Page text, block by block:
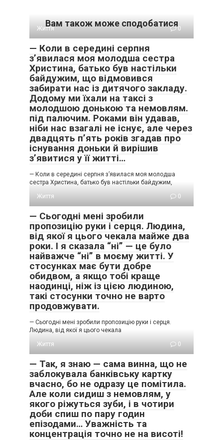
Вам також може сподобатися
Життя 0
— Коли в середині серпня
з’явилася моя молодша сестра
Христина, батько був настільки
байдужим, що відмовився
забирати нас із дитячого закладу.
Додому ми їхали на таксі з
молодшою донькою та немовлям.
під палючим. Роками він удавав,
ніби нас взагалі не існує, але через
двадцять п’ять років згадав про
існування доньки й вирішив
з’явитися у її житті…
— Коли в середині серпня з’явилася моя молодша
сестра Христина, батько був настільки байдужим,
Життя
0
— Сьогодні мені зробили
пропозицію руки і серця. Людина,
від якої я цього чекала майже два
роки. І я сказала “ні” — це було
найважче “ні” в моєму житті. У
стосунках має бути добре
обидвом, а якщо тобі краще
наодинці, ніж із цією людиною,
такі стосунки точно не варто
продовжувати.
— Сьогодні мені зробили пропозицію руки і серця.
Людина, від якої я цього чекала
Життя
0
— Так, я знаю — сама винна, що не
заблокувала банківську картку
вчасно, бо не одразу це помітила.
Але коли сидиш з немовлям, у
якого ріжуться зуби, і в чотири
доби спиш по пару годин
епізодами… Уважність та
концентрація точно не на висоті!